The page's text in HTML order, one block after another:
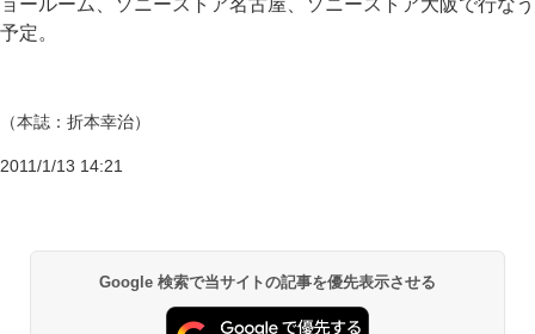
ョールーム、ソニーストア名古屋、ソニーストア大阪で行なう
予定。
（本誌：折本幸治）
2011/1/13 14:21
Google 検索で当サイトの記事を優先表示させる